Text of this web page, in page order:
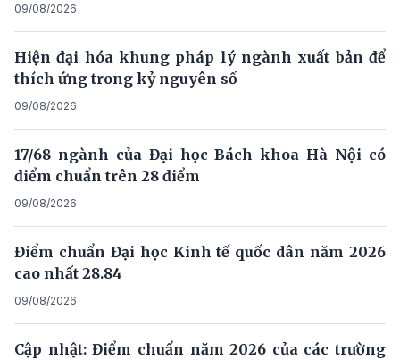
09/08/2026
Hiện đại hóa khung pháp lý ngành xuất bản để
thích ứng trong kỷ nguyên số
09/08/2026
17/68 ngành của Đại học Bách khoa Hà Nội có
điểm chuẩn trên 28 điểm
09/08/2026
Điểm chuẩn Đại học Kinh tế quốc dân năm 2026
cao nhất 28.84
09/08/2026
Cập nhật: Điểm chuẩn năm 2026 của các trường